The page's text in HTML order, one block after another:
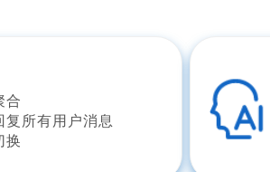
合
所有用户消息
换